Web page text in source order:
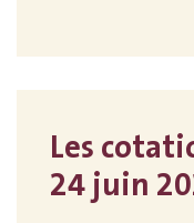
Les
24 juin